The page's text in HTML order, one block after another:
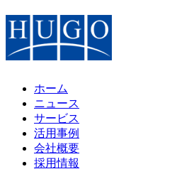
ホーム
ニュース
サービス
活用事例
会社概要
採用情報